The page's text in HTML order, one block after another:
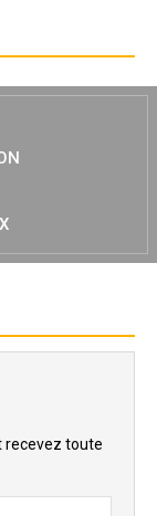
recevez toute